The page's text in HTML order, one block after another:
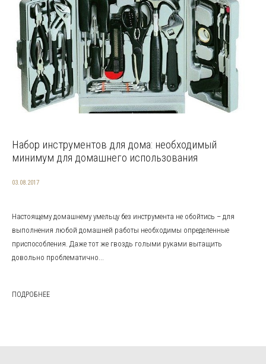
Набор инструментов для дома: необходимый
минимум для домашнего использования
03.08.2017
Настоящему домашнему умельцу без инструмента не обойтись – для
выполнения любой домашней работы необходимы определенные
приспособления. Даже тот же гвоздь голыми руками вытащить
довольно проблематично...
ПОДРОБНЕЕ